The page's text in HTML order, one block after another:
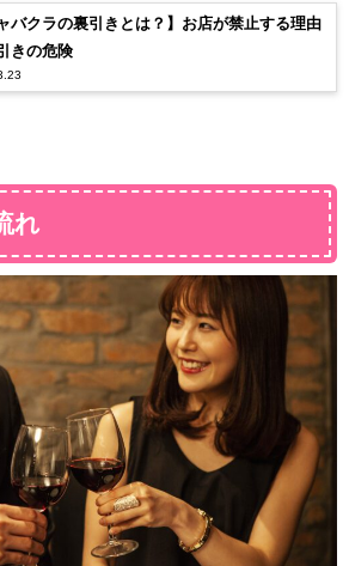
ャバクラの裏引きとは？】お店が禁止する理由
きの危険
れ